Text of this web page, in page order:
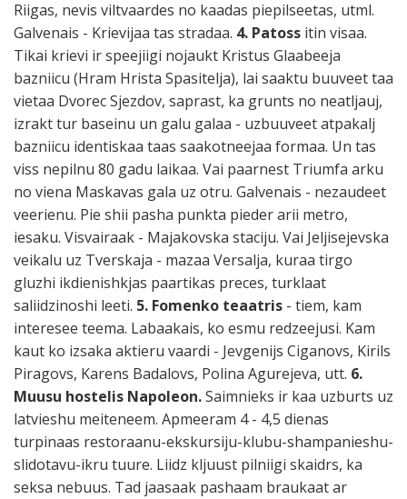
Riigas, nevis viltvaardes no kaadas piepilseetas, utml.
Galvenais - Krievijaa tas stradaa. 4. Patoss itin visaa.
Tikai krievi ir speejiigi nojaukt Kristus Glaabeeja
bazniicu (Hram Hrista Spasitelja), lai saaktu buuveet taa
vietaa Dvorec Sjezdov, saprast, ka grunts no neatljauj,
izrakt tur baseinu un galu galaa - uzbuuveet atpakalj
bazniicu identiskaa taas saakotneejaa formaa. Un tas
viss nepilnu 80 gadu laikaa. Vai paarnest Triumfa arku
no viena Maskavas gala uz otru. Galvenais - nezaudeet
veerienu. Pie shii pasha punkta pieder arii metro,
iesaku. Visvairaak - Majakovska staciju. Vai Jeljisejevska
veikalu uz Tverskaja - mazaa Versalja, kuraa tirgo
gluzhi ikdienishkjas paartikas preces, turklaat
saliidzinoshi leeti. 5. Fomenko teaatris - tiem, kam
interesee teema. Labaakais, ko esmu redzeejusi. Kam
kaut ko izsaka aktieru vaardi - Jevgenijs Ciganovs, Kirils
Piragovs, Karens Badalovs, Polina Agurejeva, utt. 6.
Muusu hostelis Napoleon.Saimnieks ir kaa uzburts uz
latvieshu meiteneem. Apmeeram 4 - 4,5 dienas
turpinaas restoraanu-ekskursiju-klubu-shampanieshu-
slidotavu-ikru tuure. Liidz kljuust pilniigi skaidrs, ka
seksa nebuus. Tad jaasaak pashaam braukaat ar